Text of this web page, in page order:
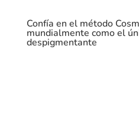
Confía en el método
mundialmente como el
despigmentante